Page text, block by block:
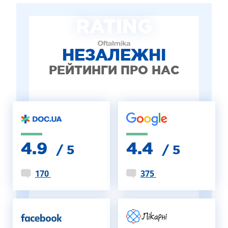
ДИТЯЧА ОФТАЛЬМОЛОГІЯ
ЛІКУВАННЯ ЗАХВОРЮВАНЬ СІТКІВКИ
ЕСТЕТИЧНА ХІРУРГІЯ
НЕЗАЛЕЖНІ
РЕЙТИНГИ ПРО НАС
4.9 / 5
170
4.4 / 5
375